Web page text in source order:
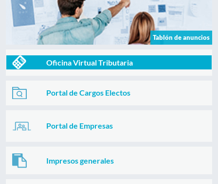
Tablón de anuncios
Oficina Virtual Tributaria
Portal de Cargos Electos
Portal de Empresas
Impresos generales